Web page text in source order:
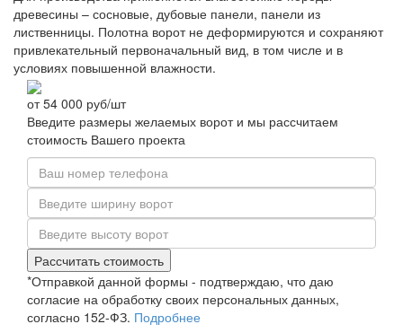
древесины – сосновые, дубовые панели, панели из
лиственницы. Полотна ворот не деформируются и сохраняют
привлекательный первоначальный вид, в том числе и в
условиях повышенной влажности.
от54 000 руб/шт
Введите размеры желаемых ворот и мы рассчитаем
стоимость Вашего проекта
Рассчитать стоимость
*Отправкой данной формы - подтверждаю, что даю
согласие на обработку своих персональных данных,
согласно 152-ФЗ. Подробнее